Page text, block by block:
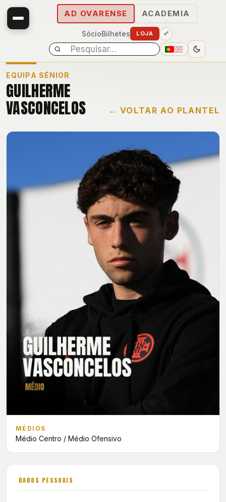
AD OVARENSE ACADEMIA
SócioBilhetes LOJA
EQUIPA SÉNIOR
GUILHERME
VASCONCELOS ← VOLTAR AO PLANTEL
MÉDIOS
Médio Centro / Médio Ofensivo
DADOS PESSOAIS